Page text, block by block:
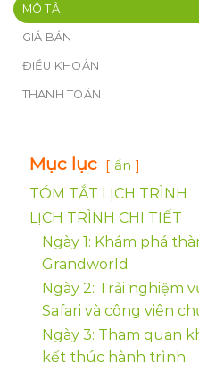
MÔ TẢ
GIÁ BÁN
ĐIỀU KHOẢN
THANH TOÁN
Mục lục
ẩn
TÓM TẮT LỊCH TRÌNH
LỊCH TRÌNH CHI TIẾT
Ngày 1: Khám phá
Grandworld
Ngày 2: Trải nghiệm
Safari và công viên
Ngày 3: Tham quan
kết thúc hành trình.